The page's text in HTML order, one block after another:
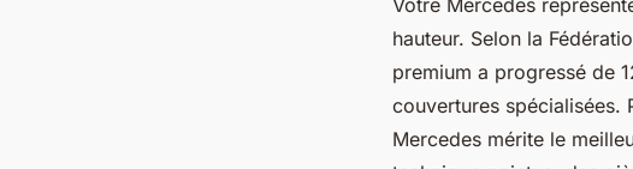
Votre Mercedes
hauteur. Selon la
premium a progressé de
couvertures spécialisées.
Mercedes mérite le